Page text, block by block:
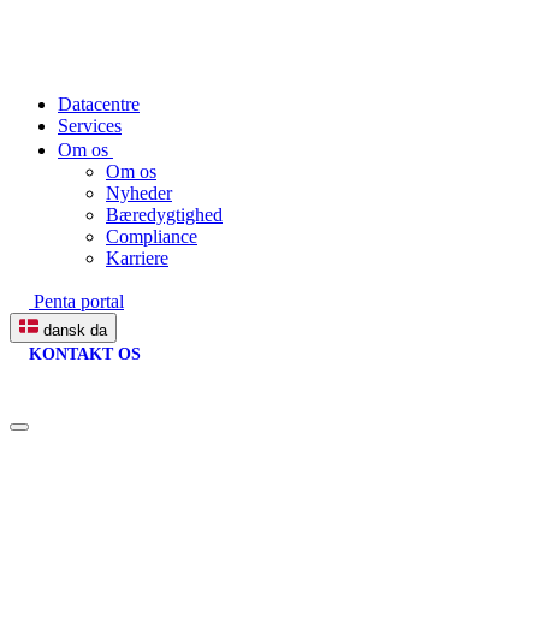
Datacentre
Services
Om os
Om os
Nyheder
Bæredygtighed
Compliance
Karriere
Penta portal
dansk da
KONTAKT OS